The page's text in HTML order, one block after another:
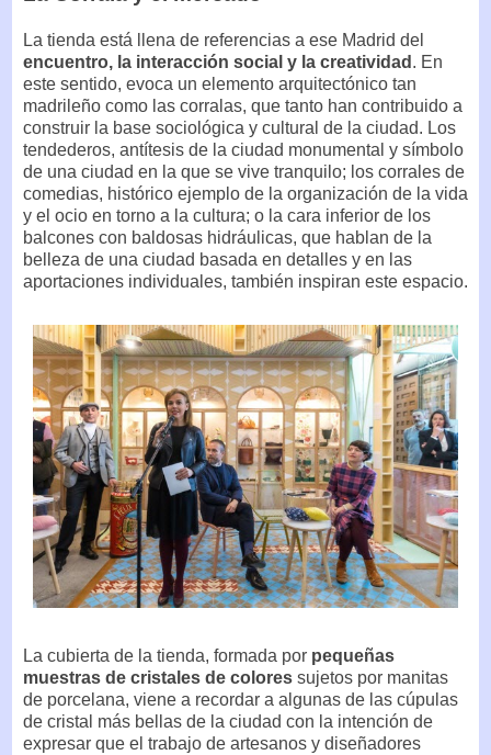
La tienda está llena de referencias a ese Madrid del
encuentro, la interacción social y la creatividad . En
este sentido, evoca un elemento arquitectónico tan
madrileño como las corralas, que tanto han contribuido a
construir la base sociológica y cultural de la ciudad. Los
tendederos, antítesis de la ciudad monumental y símbolo
de una ciudad en la que se vive tranquilo; los corrales de
comedias, histórico ejemplo de la organización de la vida
y el ocio en torno a la cultura; o la cara inferior de los
balcones con baldosas hidráulicas, que hablan de la
belleza de una ciudad basada en detalles y en las
aportaciones individuales, también inspiran este espacio.
La cubierta de la tienda, formada por pequeñas
muestras de cristales de colores sujetos por manitas
de porcelana, viene a recordar a algunas de las cúpulas
de cristal más bellas de la ciudad con la intención de
expresar que el trabajo de artesanos y diseñadores